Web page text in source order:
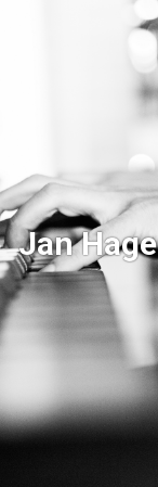
Jan Hage